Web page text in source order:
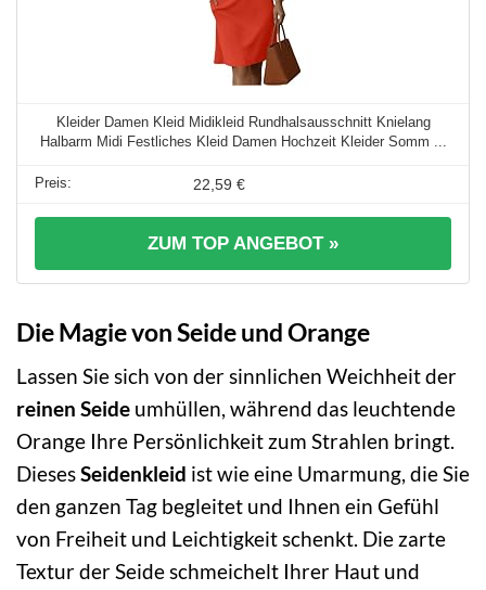
Kleider Damen Kleid Midikleid Rundhalsausschnitt Knielang
Halbarm Midi Festliches Kleid Damen Hochzeit Kleider Somm ...
22,59 €
ZUM TOP ANGEBOT »
Die Magie von Seide und Orange
Lassen Sie sich von der sinnlichen Weichheit der
reinen Seide umhüllen, während das leuchtende
Orange Ihre Persönlichkeit zum Strahlen bringt.
DiesesSeidenkleid ist wie eine Umarmung, die Sie
den ganzen Tag begleitet und Ihnen ein Gefühl
von Freiheit und Leichtigkeit schenkt. Die zarte
Textur der Seide schmeichelt Ihrer Haut und